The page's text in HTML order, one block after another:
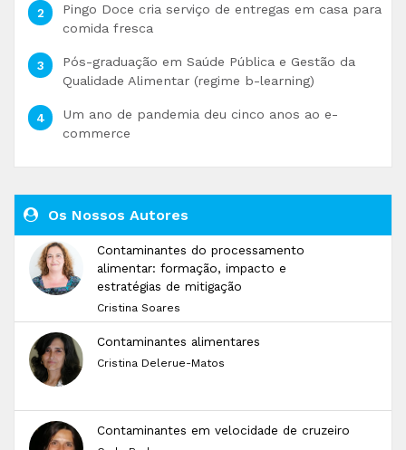
Pingo Doce cria serviço de entregas em casa para
comida fresca
Pós-graduação em Saúde Pública e Gestão da
Qualidade Alimentar (regime b-learning)
Um ano de pandemia deu cinco anos ao e-
commerce
Os Nossos Autores
Contaminantes do processamento
alimentar: formação, impacto e
estratégias de mitigação
Cristina Soares
Contaminantes alimentares
Cristina Delerue-Matos
Contaminantes em velocidade de cruzeiro